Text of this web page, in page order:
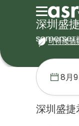
深圳盛
可持续酒
首页 盛捷服
深圳盛